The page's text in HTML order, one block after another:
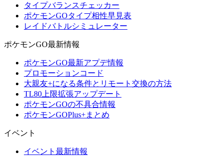
タイプバランスチェッカー
ポケモンGOタイプ相性早見表
レイドバトルシミュレーター
ポケモンGO最新情報
ポケモンGO最新アプデ情報
プロモーションコード
大親友+になる条件とリモート交換の方法
TL80上限拡張アップデート
ポケモンGOの不具合情報
ポケモンGOPlus+まとめ
イベント
イベント最新情報